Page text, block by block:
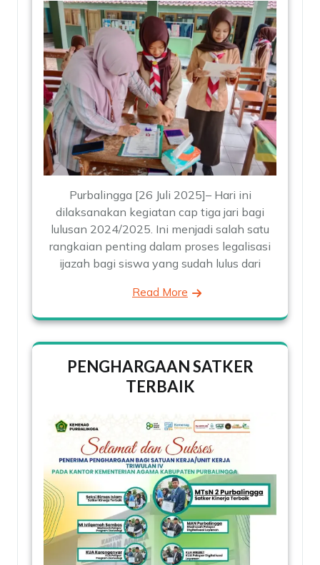
Purbalingga [26 Juli 2025]– Hari ini
dilaksanakan kegiatan cap tiga jari bagi
lulusan 2024/2025. Ini menjadi salah satu
rangkaian penting dalam proses legalisasi
ijazah bagi siswa yang sudah lulus dari
Read More
PENGHARGAAN SATKER
TERBAIK